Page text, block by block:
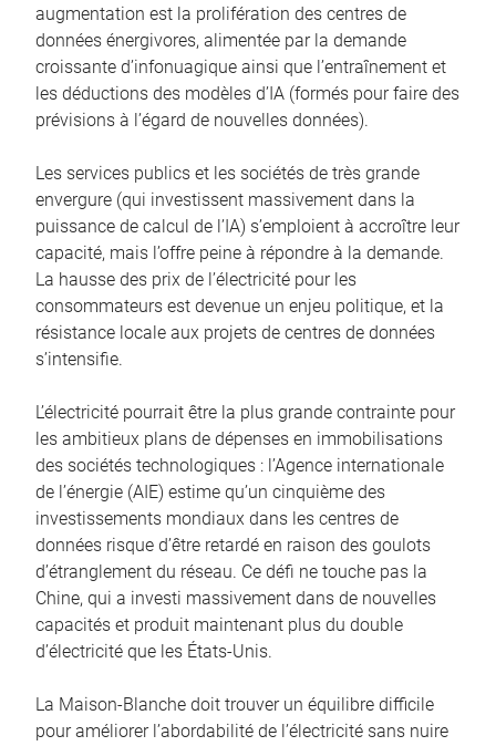
augmentation est la prolifération des centres de
données énergivores, alimentée par la demande
croissante d’infonuagique ainsi que l’entraînement et
les déductions des modèles d’IA (formés pour faire des
prévisions à l’égard de nouvelles données).
Les services publics et les sociétés de très grande
envergure (qui investissent massivement dans la
puissance de calcul de l’IA) s’emploient à accroître leur
capacité, mais l’offre peine à répondre à la demande.
La hausse des prix de l’électricité pour les
consommateurs est devenue un enjeu politique, et la
résistance locale aux projets de centres de données
s’intensifie.
L’électricité pourrait être la plus grande contrainte pour
les ambitieux plans de dépenses en immobilisations
des sociétés technologiques : l’Agence internationale
de l’énergie (AIE) estime qu’un cinquième des
investissements mondiaux dans les centres de
données risque d’être retardé en raison des goulots
d’étranglement du réseau. Ce défi ne touche pas la
Chine, qui a investi massivement dans de nouvelles
capacités et produit maintenant plus du double
d’électricité que les États-Unis.
La Maison-Blanche doit trouver un équilibre difficile
pour améliorer l’abordabilité de l’électricité sans nuire